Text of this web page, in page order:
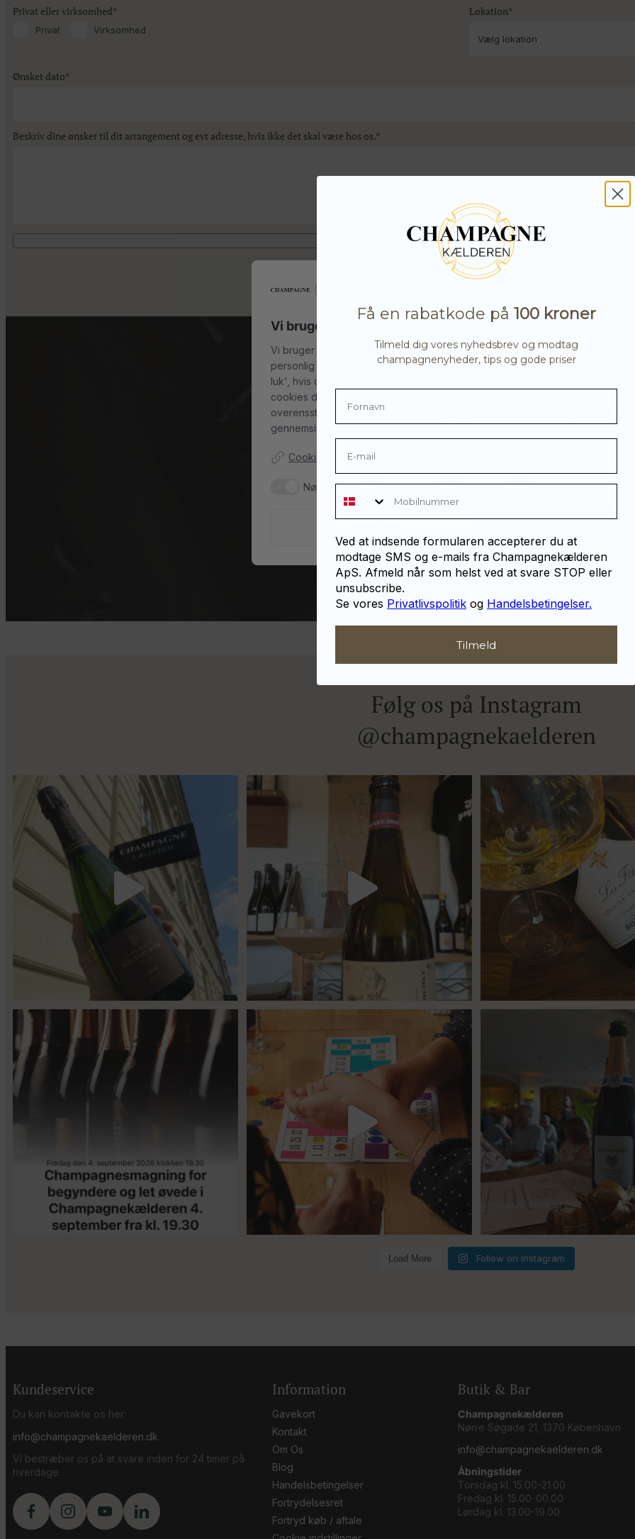
Privat eller virksomhed*
Privat Virksomhed
Lokation*
Ønsket dato*
Beskriv dine ønsker til dit arrangement og evt adresse, hvis ikke det skal være hos os.*
Modtag champagnenyheder, tips og
Tilmeld dig vores nyhedsbrev og modtag eksklusive champagnenyheder, tips
Følg os på Instagram
@champagnekaelderen
Kun 8 billetter tilbage til vores fredagssmagning
56 2
Mød Gaspard Brochet 333.F Brut Nature: den du skal
43
Christian Bourmalt, Les Fetes
4
Er du helt ny indenfor champagne, og gerne vil ... Kan man få for meget champagne? Nææææ…Kan
Tusind tak til
Load More Follow on Instagram
Kundeservice
Du kan kontakte os her:
info@champagnekaelderen.dk
Vi bestræber os på at svare inden for 24 timer på
hverdage.
Information
Gavekort
Kontakt
Om Os
Blog
Handelsbetingelser
Fortrydelsesret
Fortryd køb / aftale
Butik & Bar
Champagnekælderen
Nørre Søgade 21, 1370 København
info@champagnekaelderen.dk
Åbningstider
Torsdag kl. 15.00-21.00
Fredag kl. 15.00-00.00
Lørdag kl. 13.00-19.00
Vi bruger cookies
Vi bruger cookies og lignende teknologier for at give dig en personlig
personlig annoncering og for at analysere vores webtrafik. Klik på 'Accepter
luk', hvis du ønsker at tillade alle cookies. Alternativt kan du vælge, hvilke
cookies du ønsker at acceptere eller deaktivere ved at klikke på Tilpas
overensstemmelse med kravene fra
Googles Business Data Responsibility
gennemsigtighed og din kontrol over dine data.
Cookie- og privatlivspolitik
Nødvendig Funktionel Statistik Marketing
Få en rabatkode på 100 kroner
Tilmeld dig vores nyhedsbrev og modtag
champagnenyheder, tips og gode priser
Ved at indsende formularen accepterer du at
modtage SMS og e-mails fra Champagnekælderen
ApS. Afmeld når som helst ved at svare STOP eller
unsubscribe.
Se vores Privatlivspolitik og Handelsbetingelser.
Tilmeld